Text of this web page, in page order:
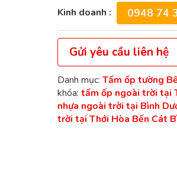
Kinh doanh : 0948 74
Gửi yêu cầu liên hệ
Danh mục: Tấm ốp tường
khóa: tấm ốp ngoài trời tại
nhựa ngoài trời tại Bình
trời tại Thới Hòa Bến Cát